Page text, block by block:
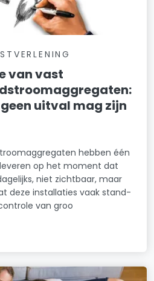
van vast
uitval mag zijn
hebben één
op het moment dat
niet zichtbaar, maar
deze installaties vaak stand-
van groo